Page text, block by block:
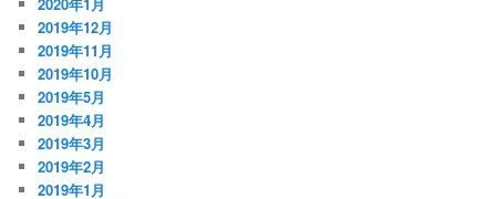
2019年12月
2019年11月
2019年10月
2019年5月
2019年4月
2019年3月
2019年2月
2019年1月